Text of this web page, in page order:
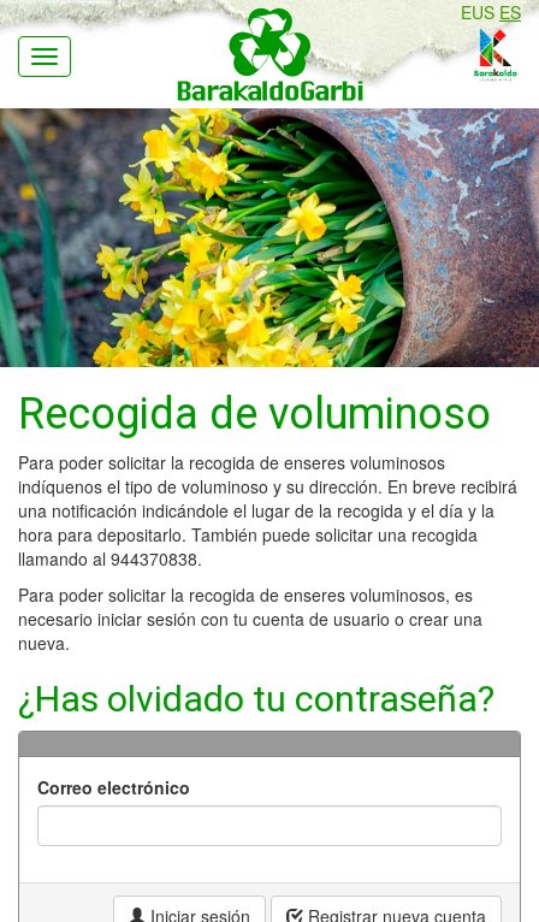
Navegación
EUS ES
Recogida de voluminoso
Para poder solicitar la recogida de enseres voluminosos
indíquenos el tipo de voluminoso y su dirección. En breve recibirá
una notificación indicándole el lugar de la recogida y el día y la
hora para depositarlo. También puede solicitar una recogida
llamando al 944370838.
Para poder solicitar la recogida de enseres voluminosos, es
necesario iniciar sesión con tu cuenta de usuario o crear una
nueva.
¿Has olvidado tu contraseña?
Correo electrónico
Iniciar sesión
Registrar nueva cuenta